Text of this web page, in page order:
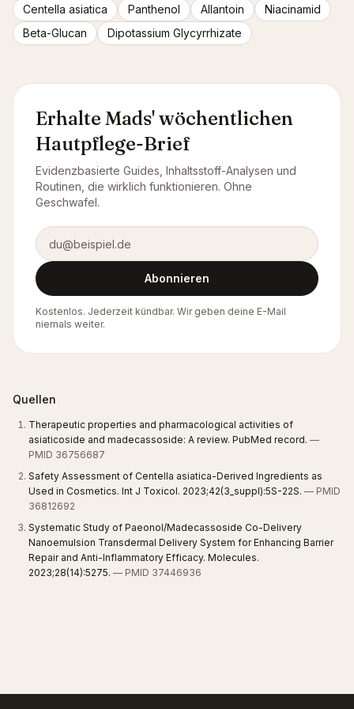
Centella asiatica Panthenol Allantoin
Niacinamid
Beta-Glucan
Dipotassium Glycyrrhizate
Erhalte Mads' wöchentlichen
Hautpflege-Brief
Evidenzbasierte Guides, Inhaltsstoff-Analysen und
Routinen, die wirklich funktionieren. Ohne
Geschwafel.
E-Mail-Adresse
Abonnieren
Kostenlos. Jederzeit kündbar. Wir geben deine E-Mail
niemals weiter.
Quellen
Therapeutic properties and pharmacological activities of
asiaticoside and madecassoside: A review. PubMed record. —
PMID 36756687
Safety Assessment of Centella asiatica-Derived Ingredients as
Used in Cosmetics. Int J Toxicol. 2023;42(3_suppl):5S-22S. — PMID
36812692
Systematic Study of Paeonol/Madecassoside Co-Delivery
Nanoemulsion Transdermal Delivery System for Enhancing Barrier
Repair and Anti-Inflammatory Efficacy. Molecules.
2023;28(14):5275. — PMID 37446936